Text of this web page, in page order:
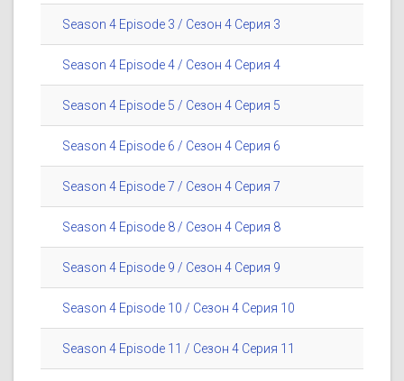
Season 4 Episode 3 / Сезон 4 Серия 3
Season 4 Episode 4 / Сезон 4 Серия 4
Season 4 Episode 5 / Сезон 4 Серия 5
Season 4 Episode 6 / Сезон 4 Серия 6
Season 4 Episode 7 / Сезон 4 Серия 7
Season 4 Episode 8 / Сезон 4 Серия 8
Season 4 Episode 9 / Сезон 4 Серия 9
Season 4 Episode 10 / Сезон 4 Серия 10
Season 4 Episode 11 / Сезон 4 Серия 11